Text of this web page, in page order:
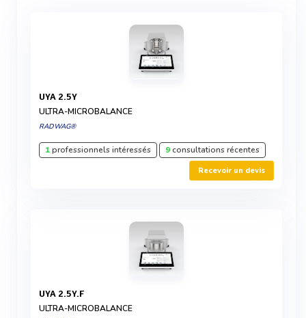
UYA 2.5Y
ULTRA-MICROBALANCE
RADWAG®
1professionnels intéressés 9consultations récentes
Recevoir un devis
UYA 2.5Y.F
ULTRA-MICROBALANCE